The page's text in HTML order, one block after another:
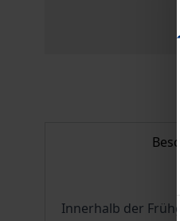
Innerhalb der